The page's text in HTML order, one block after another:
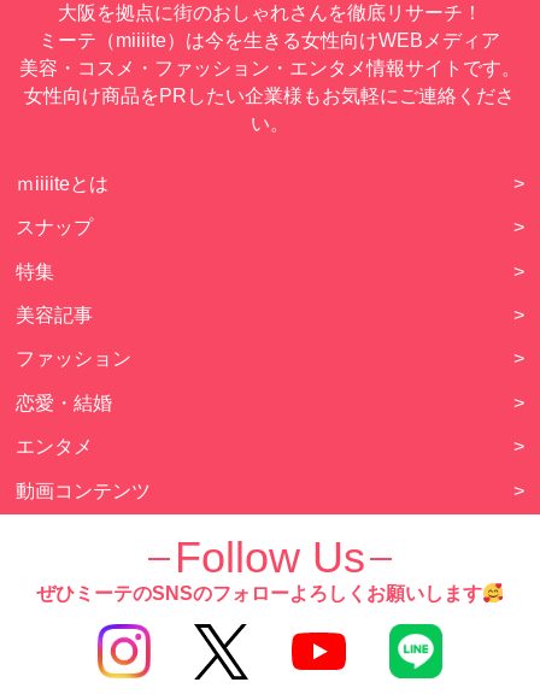
Follow Us
ぜひミーテのSNSのフォローよろしくお願いします
大阪を拠点に街のおしゃれさんを徹底リサーチ！
ミーテ（miiiite）は今を生きる女性向けWEBメディア
美容・コスメ・ファッション・エンタメ情報サイトです。
女性向け商品をPRしたい企業様もお気軽にご連絡くださ
い。
ｍiiiiteとは >
スナップ >
特集 >
美容記事 >
ファッション >
恋愛・結婚 >
エンタメ >
動画コンテンツ >
ファンクラブ
プライバシーポリシー